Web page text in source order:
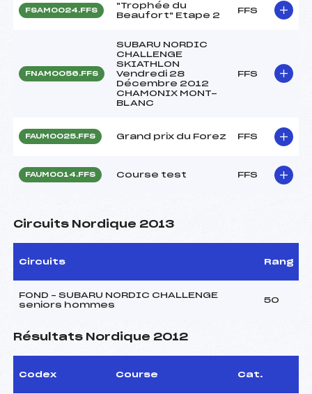
FSAM0024.FFS
"Trophée du
Beaufort" Etape 2
FFS
FNAM0056.FFS
SUBARU NORDIC
CHALLENGE
SKIATHLON
Vendredi 28
Décembre 2012
CHAMONIX MONT-
BLANC
FFS
FAUM0025.FFS Grand prix du Forez FFS
FAUM0014.FFS Course test FFS
Circuits Nordique 2013
Circuits Rang
FOND – SUBARU NORDIC CHALLENGE
seniors hommes
50
Résultats Nordique 2012
Codex Course Cat.